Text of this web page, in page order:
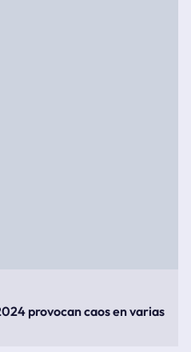
provocan caos en varias